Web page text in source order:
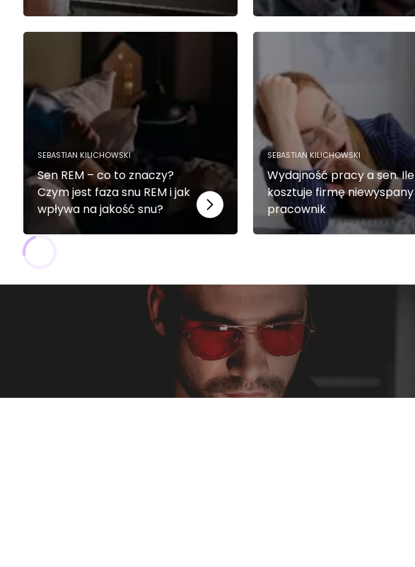
SEBASTIAN KILICHOWSKI
Sen REM – co to znaczy?
Czym jest faza snu REM i jak
wpływa na jakość snu?
SEBASTIAN KILICHOWSKI
Wydajność pracy a sen. Ile
kosztuje firmę niewyspany
pracownik